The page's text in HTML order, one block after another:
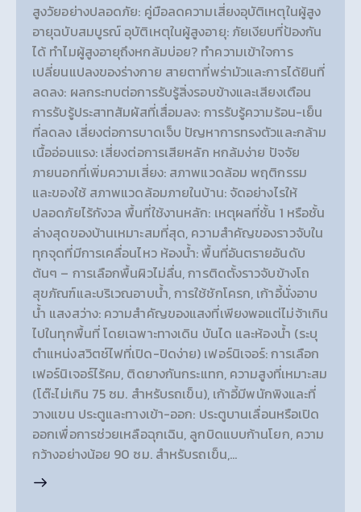
สูงวัยอย่างปลอดภัย: คู่มือลดความเสี่ยงอุบัติเหตุในผู้สูง
อายุฉบับสมบูรณ์ อุบัติเหตุในผู้สูงอายุ: ภัยเงียบที่ป้องกัน
ได้ ทำไมผู้สูงอายุถึงหกล้มบ่อย? ทำความเข้าใจการ
เปลี่ยนแปลงของร่างกาย สายตาที่พร่ามัวและการได้ยินที่
ลดลง: ผลกระทบต่อการรับรู้สิ่งรอบข้างและเสียงเตือน
การรับรู้ประสาทสัมผัสที่เสื่อมลง: การรับรู้ความร้อน-เย็น
ที่ลดลง เสี่ยงต่อการบาดเจ็บ ปัญหาการทรงตัวและกล้าม
เนื้ออ่อนแรง: เสี่ยงต่อการเสียหลัก หกล้มง่าย ปัจจัย
ภายนอกที่เพิ่มความเสี่ยง: สภาพแวดล้อม พฤติกรรม
และของใช้ สภาพแวดล้อมภายในบ้าน: จัดอย่างไรให้
ปลอดภัยไร้กังวล พื้นที่ใช้งานหลัก: เหตุผลที่ชั้น 1 หรือชั้น
ล่างสุดของบ้านเหมาะสมที่สุด, ความสำคัญของราวจับใน
ทุกจุดที่มีการเคลื่อนไหว ห้องน้ำ: พื้นที่อันตรายอันดับ
ต้นๆ – การเลือกพื้นผิวไม่ลื่น, การติดตั้งราวจับข้างโถ
สุขภัณฑ์และบริเวณอาบน้ำ, การใช้ชักโครก, เก้าอี้นั่งอาบ
น้ำ แสงสว่าง: ความสำคัญของแสงที่เพียงพอแต่ไม่จ้าเกิน
ไปในทุกพื้นที่ โดยเฉพาะทางเดิน บันได และห้องน้ำ (ระบุ
ตำแหน่งสวิตช์ไฟที่เปิด-ปิดง่าย) เฟอร์นิเจอร์: การเลือก
เฟอร์นิเจอร์ไร้คม, ติดยางกันกระแทก, ความสูงที่เหมาะสม
(โต๊ะไม่เกิน 75 ซม. สำหรับรถเข็น), เก้าอี้มีพนักพิงและที่
วางแขน ประตูและทางเข้า-ออก: ประตูบานเลื่อนหรือเปิด
ออกเพื่อการช่วยเหลือฉุกเฉิน, ลูกบิดแบบก้านโยก, ความ
กว้างอย่างน้อย 90 ซม. สำหรับรถเข็น,…